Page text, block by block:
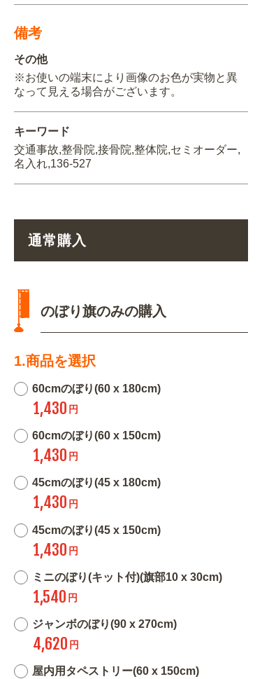
備考
その他
※お使いの端末により画像のお色が実物と異
なって見える場合がございます。
キーワード
交通事故,整骨院,接骨院,整体院,セミオーダー,
名入れ,136-527
通常購入
のぼり旗のみの購入
1.商品を選択
60cmのぼり(60 x 180cm)
1,430 円
60cmのぼり(60 x 150cm)
1,430 円
45cmのぼり(45 x 180cm)
1,430 円
45cmのぼり(45 x 150cm)
1,430 円
ミニのぼり(キット付)(旗部10 x 30cm)
1,540 円
ジャンボのぼり(90 x 270cm)
4,620 円
屋内用タペストリー(60 x 150cm)